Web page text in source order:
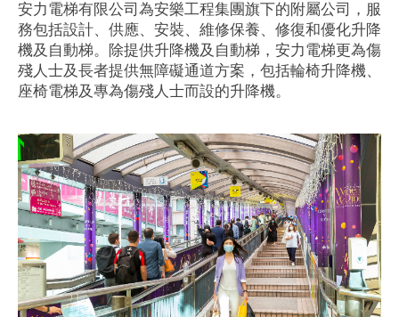
安力電梯有限公司為安樂工程集團旗下的附屬公司，服
務包括設計、供應、安裝、維修保養、修復和優化升降
機及自動梯。除提供升降機及自動梯，安力電梯更為傷
殘人士及長者提供無障礙通道方案，包括輪椅升降機、
座椅電梯及專為傷殘人士而設的升降機。